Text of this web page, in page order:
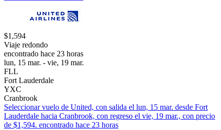
$1,594
Viaje redondo
encontrado hace 23 horas
lun, 15 mar. - vie, 19 mar.
FLL
Fort Lauderdale
YXC
Cranbrook
Seleccionar vuelo de United, con salida el lun, 15 mar. desde Fort
Lauderdale hacia Cranbrook, con regreso el vie, 19 mar., con precio
de $1,594. encontrado hace 23 horas